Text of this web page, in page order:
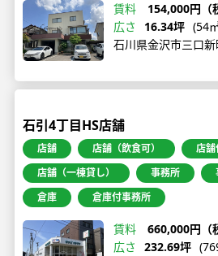
賃料
154,000円（
広さ
16.34坪 (54
石川県金沢市三口
石引4丁目HS店舗
店舗 店舗（飲食可）
店舗
店舗（一棟貸し）
事務所
倉庫
倉庫付事務所
賃料
660,000円（
広さ
232.69坪